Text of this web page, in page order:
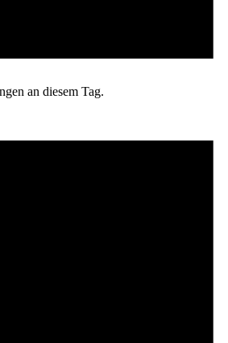
an diesem Tag.